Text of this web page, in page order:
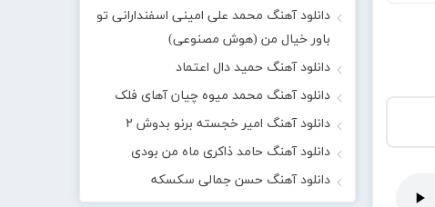
دانلود آهنگ محمد علی امینی اسفندارانی تو
باور خیال من (هوش مصنوعی)
دانلود آهنگ حمید دال اعتماد
دانلود آهنگ محمد میوه چیان آهای فلک
دانلود آهنگ امیر خجسته برنو بدوش ۲
دانلود آهنگ حامد ذاکری ماه من بودی
دانلود آهنگ حسن جمالی سکسکه